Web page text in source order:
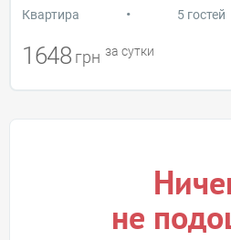
Квартира • 5 гостей
1648 грн за сутки
не